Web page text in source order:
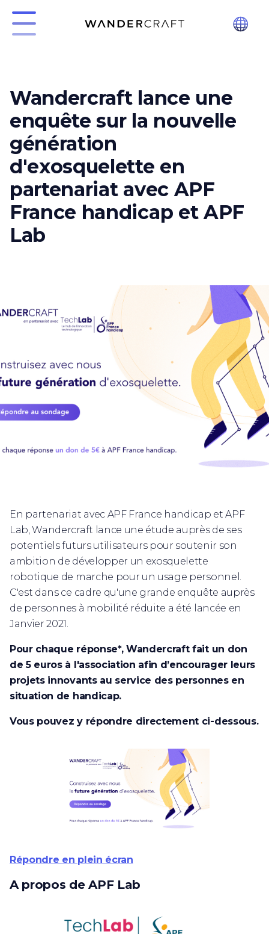
Wandercraft lance une
enquête sur la nouvelle
génération
d'exosquelette en
partenariat avec APF
France handicap et APF
Lab
En partenariat avec APF France handicap et APF
Lab, Wandercraft lance une étude auprès de ses
potentiels futurs utilisateurs pour soutenir son
ambition de développer un exosquelette
robotique de marche pour un usage personnel.
C'est dans ce cadre qu'une grande enquête auprès
de personnes à mobilité réduite a été lancée en
Janvier 2021.
Pour chaque réponse*, Wandercraft fait un don
de 5 euros à l'association afin d’encourager leurs
projets innovants au service des personnes en
situation de handicap.
Vous pouvez y répondre directement ci-dessous.
Répondre en plein écran
A propos de APF Lab